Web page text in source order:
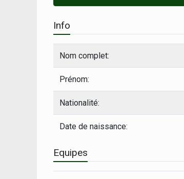
Info
Nom complet:
Prénom:
Nationalité:
Date de naissance:
Equipes